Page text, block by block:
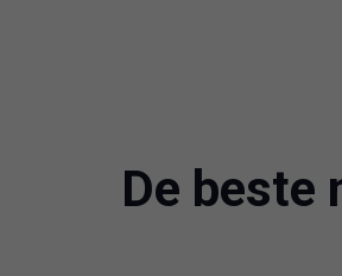
De beste